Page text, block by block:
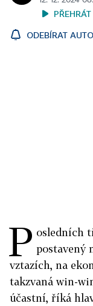
ODEBÍRAT
P osledních
postavený
vztazích, na
takzvaná win-
účastní, říká